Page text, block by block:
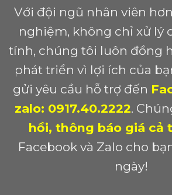
Với đội ngũ nhân viên
nghiệm, không chỉ xử lý
tính, chúng tôi luôn đồng
phát triển vì lợi ích của
gửi yêu cầu hỗ trợ đến
zalo: 0917.40.2222.
hồi, thông báo giá cả
Facebook và Zalo cho
ngày!